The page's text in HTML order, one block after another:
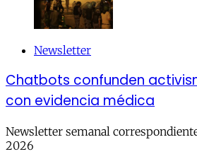
Newsletter
Chatbots confunden
con evidencia médica
Newsletter semanal
2026